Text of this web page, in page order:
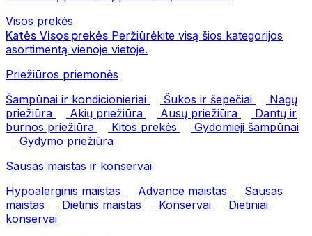
Visos prekės
Katės Visos prekės Peržiūrėkite visą šios kategorijos
asortimentą vienoje vietoje.
Priežiūros priemonės
Šampūnai ir kondicionieriai
Šukos ir šepečiai
Nagų
priežiūra
Akių priežiūra Ausų priežiūra
Dantų ir
burnos priežiūra
Kitos prekės
Gydomieji šampūnai
Gydymo priežiūra
Sausas maistas ir konservai
Hypoalerginis maistas
Advance maistas
Sausas
maistas
Dietinis maistas Konservai
Dietiniai
konservai